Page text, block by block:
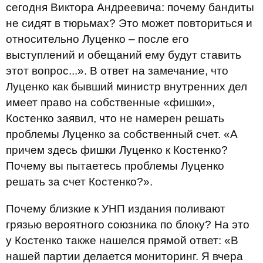
сегодня Виктора Андреевича: почему бандиты
не сидят в тюрьмах? Это может повториться и
относительно Луценко – после его
выступлений и обещаний ему будут ставить
этот вопрос...». В ответ на замечание, что
Луценко как бывший министр внутренних дел
имеет право на собственные «фишки»,
Костенко заявил, что не намерен решать
проблемы Луценко за собственный счет. «А
причем здесь фишки Луценко к Костенко?
Почему вы пытаетесь проблемы Луценко
решать за счет Костенко?».
Почему близкие к УНП издания поливают
грязью вероятного союзника по блоку? На это
у Костенко также нашелся прямой ответ: «В
нашей партии делается мониторинг. Я вчера